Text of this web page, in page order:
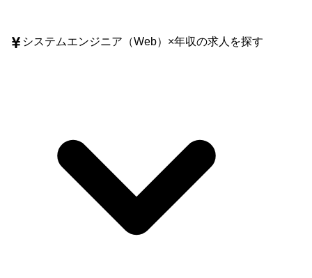
システムエンジニア（Web） ×年収の求人を探す